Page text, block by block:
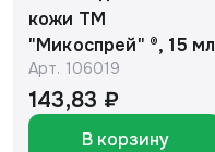
кожи ТМ
"Микоспрей" ®, 15 мл
Арт. 106019
143,83 ₽
В корзину